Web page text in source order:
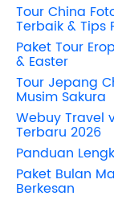
Tour China
Terbaik & Tips
Paket Tour
& Easter
Tour Jepang
Musim Sakura
Webuy Travel
Terbaru 2026
Panduan
Paket Bulan
Berkesan